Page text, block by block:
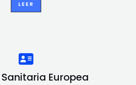
LEER
Europea